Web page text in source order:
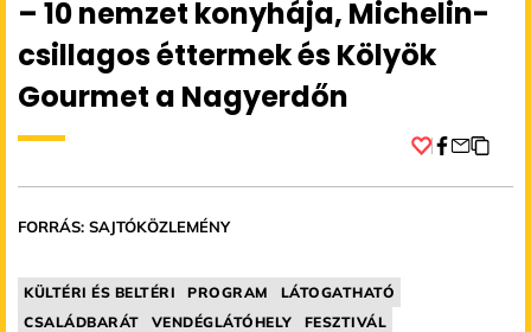
– 10 nemzet konyhája, Michelin-
csillagos éttermek és Kölyök
Gourmet a Nagyerdőn
FORRÁS: SAJTÓKÖZLEMÉNY
KÜLTÉRI ÉS BELTÉRI PROGRAM
LÁTOGATHATÓ
CSALÁDBARÁT
VENDÉGLÁTÓHELY
FESZTIVÁL